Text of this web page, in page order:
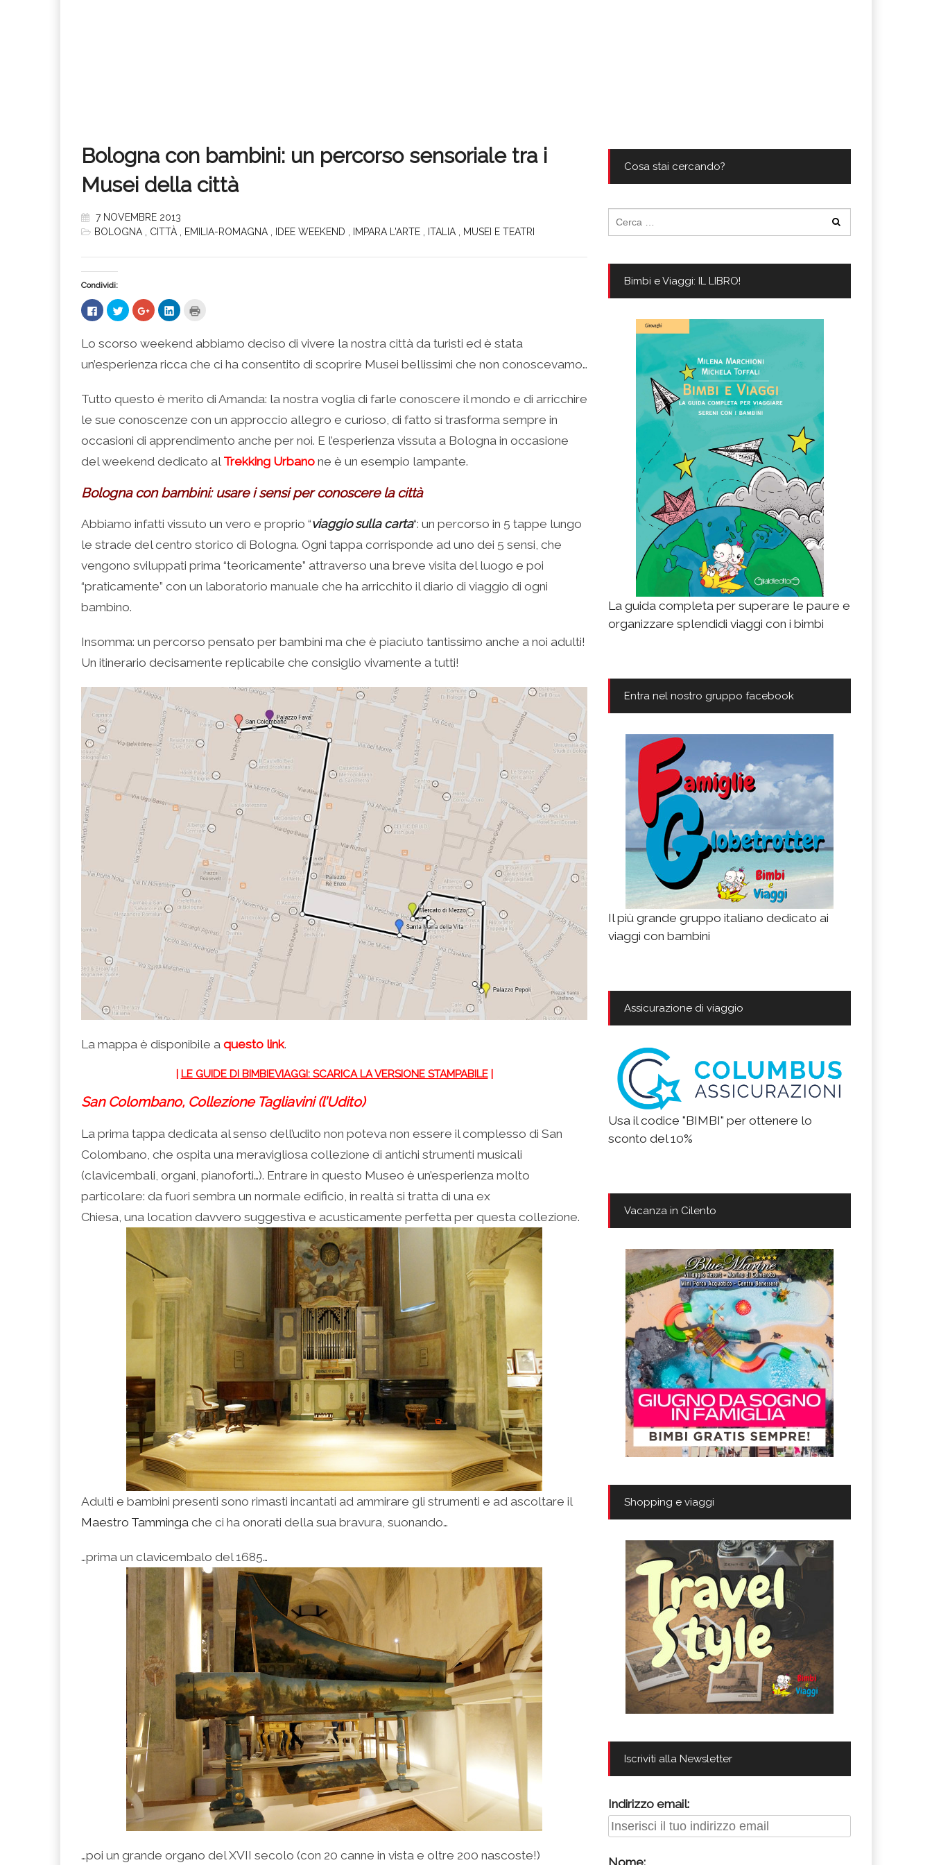
Bologna con bambini: un percorso sensoriale tra i
Musei della città
7 NOVEMBRE 2013
BOLOGNA
CITTÀ EMILIA-ROMAGNA IDEE WEEKEND IMPARA L'ARTE ITALIA MUSEI E TEATRI
Condividi:
Fai
clic
su
Facebook
apre
finestra)
Fai
clic
condividere
su
Twitter
(Si
nuova
Fai
clic
condividere
su
Google+
(Si
nuova
Fai
clic
condividere
su
LinkedIn
(Si
nuova
stampare
(Si
in
Lo scorso weekend abbiamo deciso di vivere la nostra città da turisti ed è stata
un’esperienza ricca che ci ha consentito di scoprire Musei bellissimi che non conoscevamo…
Tutto questo è merito di Amanda: la nostra voglia di farle conoscere il mondo e di arricchire
le sue conoscenze con un approccio allegro e curioso, di fatto si trasforma sempre in
occasioni di apprendimento anche per noi. E l’esperienza vissuta a Bologna in occasione
del weekend dedicato al Trekking Urbano ne è un esempio lampante.
Bologna con bambini: usare i sensi per conoscere la città
Abbiamo infatti vissuto un vero e proprio “viaggio sulla carta“: un percorso in 5 tappe lungo
le strade del centro storico di Bologna. Ogni tappa corrisponde ad uno dei 5 sensi, che
vengono sviluppati prima “teoricamente” attraverso una breve visita del luogo e poi
“praticamente” con un laboratorio manuale che ha arricchito il diario di viaggio di ogni
bambino.
Insomma: un percorso pensato per bambini ma che è piaciuto tantissimo anche a noi adulti!
Un itinerario decisamente replicabile che consiglio vivamente a tutti!
La mappa è disponibile a questo link.
LE GUIDE DI BIMBIEVIAGGI: SCARICA LA VERSIONE STAMPABILE|
San Colombano, Collezione Tagliavini (l’Udito)
La prima tappa dedicata al senso dell’udito non poteva non essere il complesso di San
Colombano, che ospita una meravigliosa collezione di antichi strumenti musicali
(clavicembali, organi, pianoforti…). Entrare in questo Museo è un’esperienza molto
particolare: da fuori sembra un normale edificio, in realtà si tratta di una ex
Chiesa, una location davvero suggestiva e acusticamente perfetta per questa collezione.
Adulti e bambini presenti sono rimasti incantati ad ammirare gli strumenti e ad ascoltare il
Maestro Tamminga che ci ha onorati della sua bravura, suonando…
…prima un clavicembalo del 1685…
…poi un grande organo del XVII secolo (con 20 canne in vista e oltre 200 nascoste!)
Cosa stai cercando?
per:
Bimbi e Viaggi: IL LIBRO!
La guida completa per superare le paure e
organizzare splendidi viaggi con i bimbi
Entra nel nostro gruppo facebook
Il più grande gruppo italiano dedicato ai
viaggi con bambini
Assicurazione di viaggio
Usa il codice "BIMBI" per ottenere lo
sconto del 10%
Vacanza in Cilento
Shopping e viaggi
Iscriviti alla Newsletter
Indirizzo email: